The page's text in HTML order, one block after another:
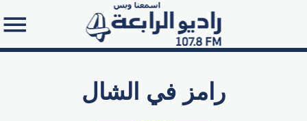
رامز في الشال